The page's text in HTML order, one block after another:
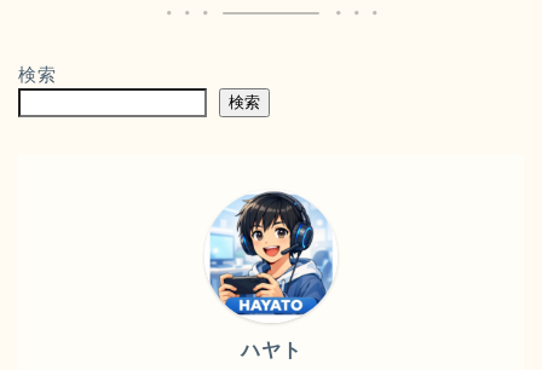
検索
検索
ハヤト